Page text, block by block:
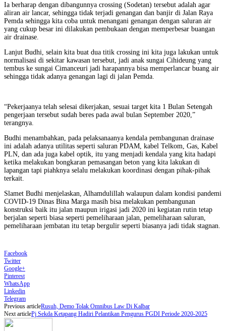
Ia berharap dengan dibangunnya crossing (Sodetan) tersebut adalah agar
aliran air lancar, sehingga tidak terjadi genangan dan banjir di Jalan Raya
Pemda sehingga kita coba untuk menangani genangan dengan saluran air
yang cukup besar ini dilakukan pembukaan dengan memperbesar buangan
air drainase.
Lanjut Budhi, selain kita buat dua titik crossing ini kita juga lakukan untuk
normalisasi di sekitar kawasan tersebut, jadi anak sungai Cihideung yang
tembus ke sungai Cimanceuri jadi harapannya bisa memperlancar buang air
sehingga tidak adanya genangan lagi di jalan Pemda.
“Pekerjaanya telah selesai dikerjakan, sesuai target kita 1 Bulan Setengah
pengerjaan tersebut sudah beres pada awal bulan September 2020,”
terangnya.
Budhi menambahkan, pada pelaksanaanya kendala pembangunan drainase
ini adalah adanya utilitas seperti saluran PDAM, kabel Telkom, Gas, Kabel
PLN, dan ada juga kabel optik, itu yang menjadi kendala yang kita hadapi
ketika melakukan bongkaran pemasangan beton yang kita lakukan di
lapangan tapi piahknya selalu melakukan koordinasi dengan pihak-pihak
terkait.
Slamet Budhi menjelaskan, Alhamdulillah walaupun dalam kondisi pandemi
COVID-19 Dinas Bina Marga masih bisa melakukan pembangunan
konstruksi baik itu jalan maupun irigasi jadi 2020 ini kegiatan rutin tetap
berjalan seperti biasa seperti pemeliharaan jalan, pemeliharaan saluran,
pemeliharaan jembatan itu tetap bergulir seperti biasanya jadi tidak stagnan.
Facebook
Twitter
Google+
Pinterest
WhatsApp
Linkedin
Telegram
Previous articleRusuh, Demo Tolak Omnibus Law Di Kalbar
Next articlePj Sekda Ketapang Hadiri Pelantikan Pengurus PGDI Periode 2020-2025